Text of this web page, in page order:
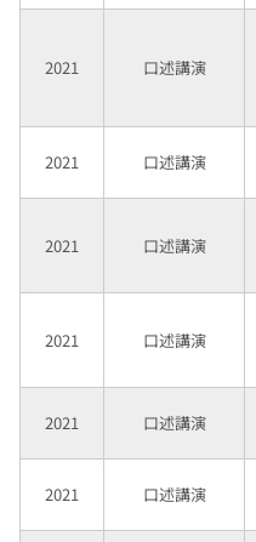
2021 口述講演
2021 口述講演
2021 口述講演
2021 口述講演
2021 口述講演
2021 口述講演